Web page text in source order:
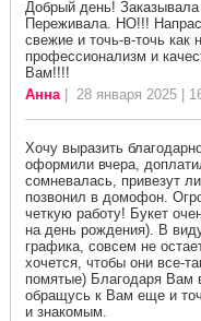
Добрый день!
Переживала. НО!!!
свежие и точь-в-точь как
профессионализм и
Вам!!!!
Анна| 28 января 2025 |
Хочу выразить
оформили вчера,
сомневалась, привезут
позвонил в домофон.
четкую работу! Букет
на день рождения). В
графика, совсем не
хочется, чтобы они все-
помятые) Благодаря Вам
обращусь к Вам еще и
и знакомым.